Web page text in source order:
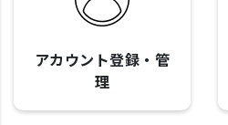
アカウント登録・管
理